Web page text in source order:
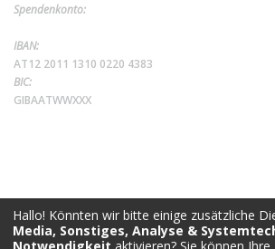
Spendenkonto:
IBAN:
AT12 2011 1310 0220 4383
BIC:
GIBAATWWXXX
Hallo! Könnten wir bitte einige zusätzliche
Media, Sonstiges, Analyse &